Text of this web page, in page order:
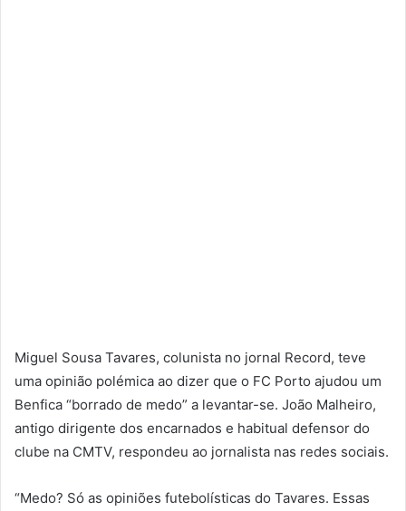
Miguel Sousa Tavares, colunista no jornal Record, teve
uma opinião polémica ao dizer que o FC Porto ajudou um
Benfica “borrado de medo” a levantar-se. João Malheiro,
antigo dirigente dos encarnados e habitual defensor do
clube na CMTV, respondeu ao jornalista nas redes sociais.
“Medo? Só as opiniões futebolísticas do Tavares. Essas